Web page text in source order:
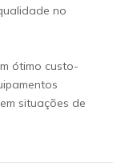
no
ótimo custo-
situações de